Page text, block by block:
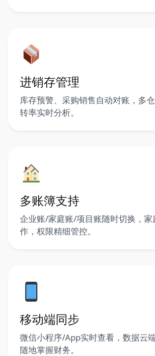
进销存管理
库存预警、采购销售自动对账，多
转率实时分析。
多账簿支持
企业账/家庭账/项目账随时切换，家
作，权限精细管控。
移动端同步
微信小程序/App实时查看，数据云
随地掌握财务。